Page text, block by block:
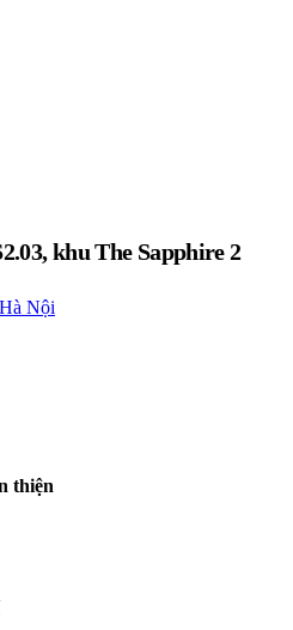
khu The Sapphire 2
Nội
thiện